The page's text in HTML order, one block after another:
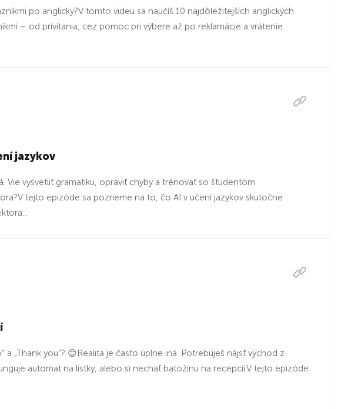
po anglicky?V tomto videu sa naučíš 10 najdôležitejších anglických
– od privítania, cez pomoc pri výbere až po reklamácie a vrátenie
jazykov
Vie vysvetliť gramatiku, opraviť chyby a trénovať so študentom
tejto epizóde sa pozrieme na to, čo AI v učení jazykov skutočne
„Thank you“? 😊Realita je často úplne iná. Potrebuješ nájsť východ z
automat na lístky, alebo si nechať batožinu na recepcii.V tejto epizóde